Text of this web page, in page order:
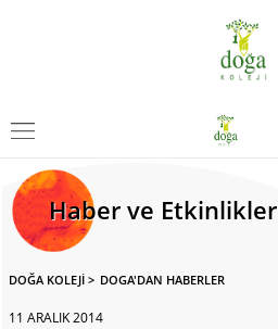
Haber ve Etkinlikler
DOĞA KOLEJİ > DOGA'DAN HABERLER
11 ARALIK 2014